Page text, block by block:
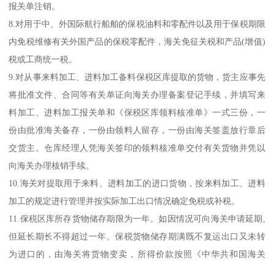
报关单注销。
8.对用于中、外国际航行船舶的保税油料和零配件以及用于保税期限
内免税维修有关外国产品的保税零配件，海关免征关税和产品(增值)
税或工商统一税。
9.对从事来料加工、进料加工备料保税区库提取的货物，货主应事先
将批准文件、合同等有关单证向海关办理备案登记手续，并填写来
料加工、进料加工报关单和《保税区库领料核准单》一式三份，一
份由批准海关备存，一份由领料人留存，一份由海关签盖放行章后
交货主。仓库经理人凭海关签印的领料核准单交付有关货物并凭以
向海关办理核销手续。
10.海关对提取用于来料、进料加工的进口货物，按来料加工、进料
加工的规定进行管理并按实际加工出口情况确定免税或补税。
11.保税区库所存货物储存期限为一年。如因情况可向海关申请延期,
但延长期长不得超过一年。保税货物储存期满既不复运出口又未转
为进口的，由海关将货物变卖，所得价款按照《中华共和国海关